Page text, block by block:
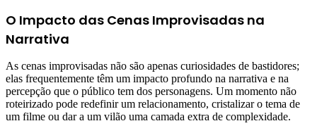
O Impacto das Cenas Improvisadas na
Narrativa
As cenas improvisadas não são apenas curiosidades de bastidores;
elas frequentemente têm um impacto profundo na narrativa e na
percepção que o público tem dos personagens. Um momento não
roteirizado pode redefinir um relacionamento, cristalizar o tema de
um filme ou dar a um vilão uma camada extra de complexidade.